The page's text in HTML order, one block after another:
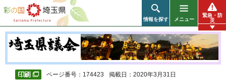
彩の国 埼玉県
情報を探す メニュー
緊急・防
災
ページ番号：174423 掲載日：2020年3月31日